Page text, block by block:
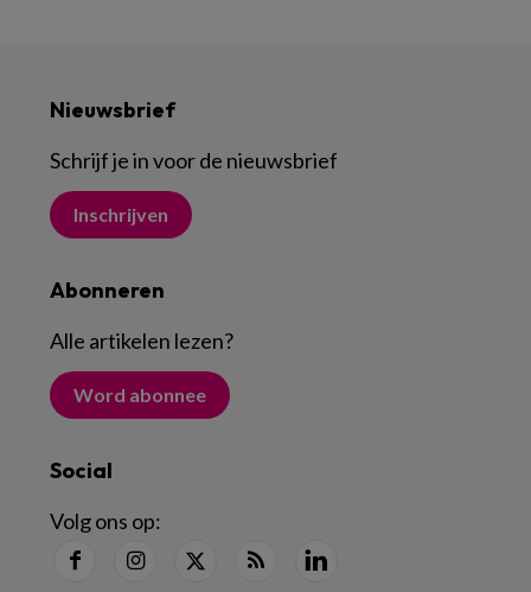
Nieuwsbrief
Schrijf je in voor de nieuwsbrief
Inschrijven
Abonneren
Alle artikelen lezen?
Word abonnee
Social
Volg ons op: